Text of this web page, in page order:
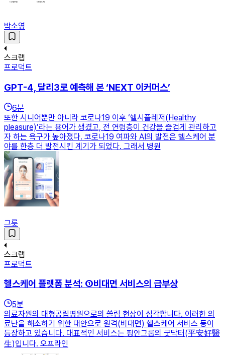
박소영
스크랩
프로덕트
GPT-4, 달리3로 예측해 본 ‘NEXT 이커머스’
6분
또한 시니어뿐만 아니라 코로나19 이후 ‘헬시플레저(Healthy
pleasure)’라는 용어가 생겼고, 전 연령층이 건강을 즐겁게 관리하고
자 하는 욕구가 높아졌다. 코로나19 여파와 AI의 발전은 헬스케어 분
야를 한층 더 발전시킨 계기가 되었다. 그래서 병원
그릇
스크랩
프로덕트
헬스케어 플랫폼 분석: ①비대면 서비스의 급부상
5분
의료자원의 대형공립병원으로의 쏠림 현상이 심각합니다. 이러한 의
료난을 해소하기 위한 대안으로 원격(비대면) 헬스케어 서비스 등이
등장하고 있습니다. 대표적인 서비스는 핑안그룹의 굿닥터(平安好醫
生)입니다. 오프라인